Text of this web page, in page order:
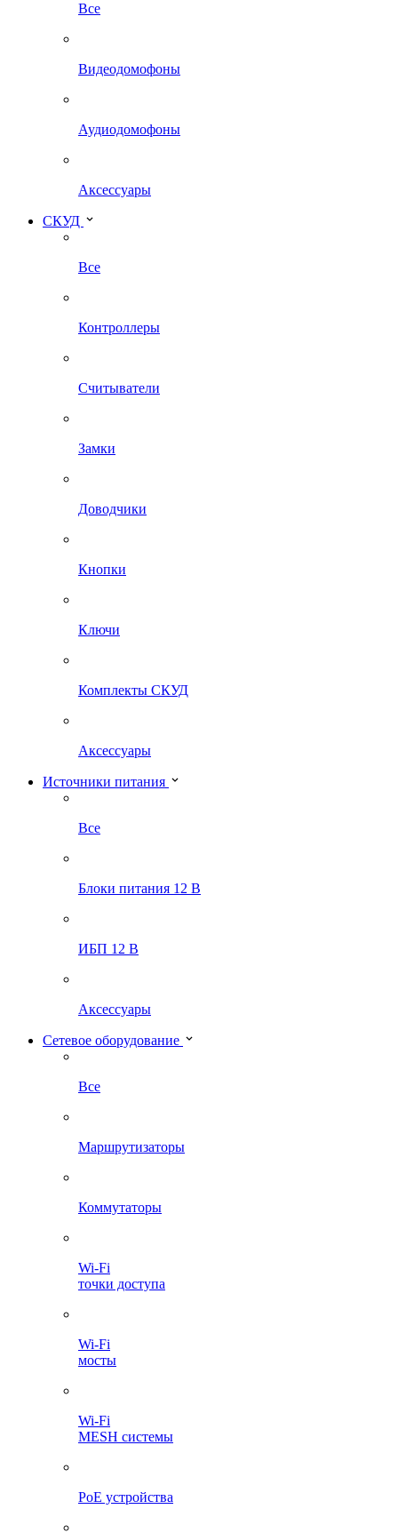
Все
Видеодомофоны
Аудиодомофоны
Аксессуары
СКУД
Все
Контроллеры
Считыватели
Замки
Доводчики
Кнопки
Ключи
Комплекты СКУД
Аксессуары
Источники питания
Все
Блоки питания 12 В
ИБП 12 В
Аксессуары
Сетевое оборудование
Все
Маршрутизаторы
Коммутаторы
Wi-Fi
точки доступа
Wi-Fi
мосты
Wi-Fi
MESH системы
PoE устройства